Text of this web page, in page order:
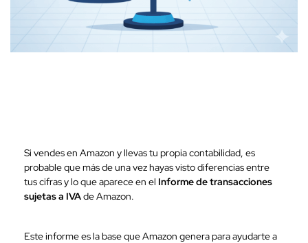
Si vendes en Amazon y llevas tu propia contabilidad, es
probable que más de una vez hayas visto diferencias entre
tus cifras y lo que aparece en el Informe de transacciones
sujetas a IVAde Amazon.
Este informe es la base que Amazon genera para ayudarte a